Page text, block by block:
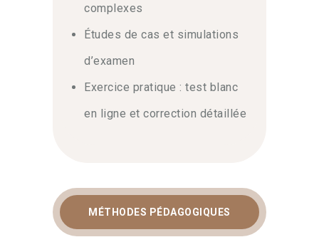
complexes
Études de cas et simulations
d’examen
Exercice pratique : test blanc
en ligne et correction détaillée
MÉTHODES PÉDAGOGIQUES